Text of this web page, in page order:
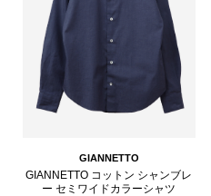
GIANNETTO
GIANNETTO コットン シャンブレ
ー セミワイドカラーシャツ